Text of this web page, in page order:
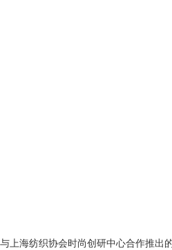
海纺织协会时尚创研中心合作推出